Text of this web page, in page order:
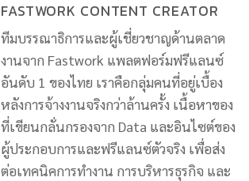
FASTWORK CONTENT CREATOR
ทีมบรรณาธิการและผู้เชี่ยวชาญด้านตลาด
งานจาก Fastwork แพลตฟอร์มฟรีแลนซ์
อันดับ 1 ของไทย เราคือกลุ่มคนที่อยู่เบื้อง
หลังการจ้างงานจริงกว่าล้านครั้ง เนื้อหาของ
ที่เขียนกลั่นกรองจาก Data และอินไซต์ของ
ผู้ประกอบการและฟรีแลนซ์ตัวจริง เพื่อส่ง
ต่อเทคนิคการทำงาน การบริหารธุรกิจ และ